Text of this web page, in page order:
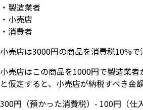
・製造業者
・小売店
・消費者
小売店は3000円の商品を消費税10%
小売店はこの商品を1000円で製造業
と仮定すると、小売店が納税すべき金
300円（預かった消費税）- 100円（仕